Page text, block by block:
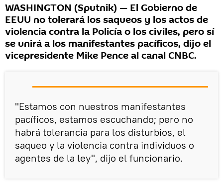
WASHINGTON (Sputnik) — El Gobierno de
EEUU no tolerará los saqueos y los actos de
violencia contra la Policía o los civiles, pero sí
se unirá a los manifestantes pacíficos, dijo el
vicepresidente Mike Pence al canal CNBC.
"Estamos con nuestros manifestantes
pacíficos, estamos escuchando; pero no
habrá tolerancia para los disturbios, el
saqueo y la violencia contra individuos o
agentes de la ley", dijo el funcionario.